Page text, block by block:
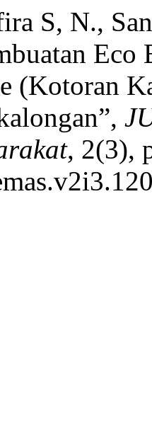
S, N.,
(Kotoran
, 2(3),